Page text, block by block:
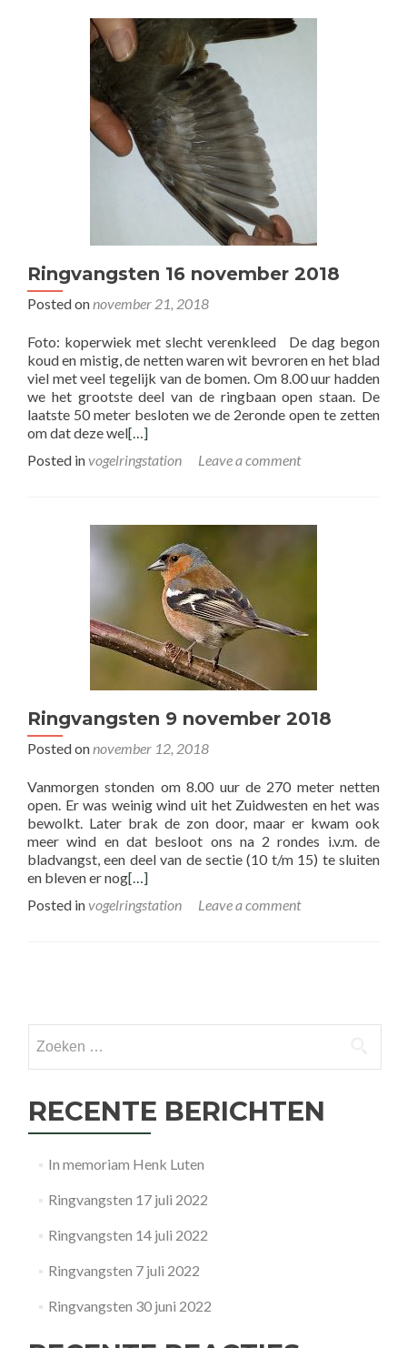
Ringvangsten 16 november 2018
Posted onnovember 21, 2018
Foto: koperwiek met slecht verenkleed De dag begon
koud en mistig, de netten waren wit bevroren en het blad
viel met veel tegelijk van de bomen. Om 8.00 uur hadden
we het grootste deel van de ringbaan open staan. De
laatste 50 meter besloten we de 2eronde open te zetten
om dat deze wel[…]
Posted invogelringstation Leave a comment
Ringvangsten 9 november 2018
Posted onnovember 12, 2018
Vanmorgen stonden om 8.00 uur de 270 meter netten
open. Er was weinig wind uit het Zuidwesten en het was
bewolkt. Later brak de zon door, maar er kwam ook
meer wind en dat besloot ons na 2 rondes i.v.m. de
bladvangst, een deel van de sectie (10 t/m 15) te sluiten
en bleven er nog[…]
Posted invogelringstation Leave a comment
navigation
naar:
RECENTE BERICHTEN
In memoriam Henk Luten
Ringvangsten 17 juli 2022
Ringvangsten 14 juli 2022
Ringvangsten 7 juli 2022
Ringvangsten 30 juni 2022